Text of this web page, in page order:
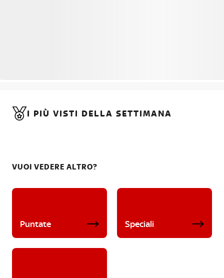
I PIÙ VISTI DELLA SETTIMANA
VUOI VEDERE ALTRO?
Puntate Speciali